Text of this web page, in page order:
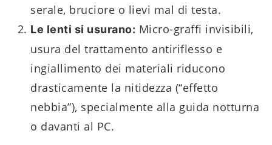
serale, bruciore o lievi mal di testa.
Le lenti si usurano: Micro-graffi invisibili,
usura del trattamento antiriflesso e
ingiallimento dei materiali riducono
drasticamente la nitidezza (“effetto
nebbia”), specialmente alla guida notturna
o davanti al PC.